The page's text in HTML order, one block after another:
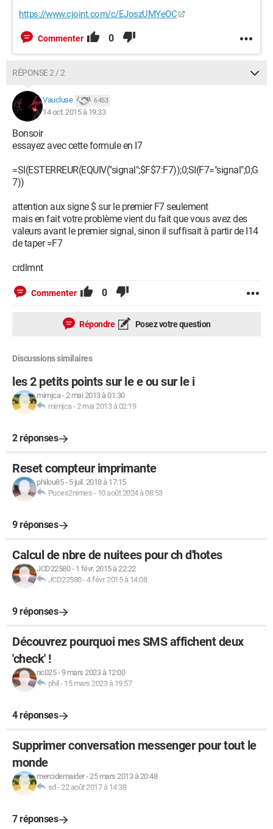
https://www.cjoint.com/c/EJoszUMYeOC
Commenter 0
RÉPONSE 2 / 2
Vaucluse 6 453
14 oct. 2015 à 19:33
Bonsoir
essayez avec cette formule en I7
=SI(ESTERREUR(EQUIV("signal";$F$7:F7));0;SI(F7="signal";0;G
7))
attention aux signe $ sur le premier F7 seulement
mais en fait votre problème vient du fait que vous avez des
valeurs avant le premier signal, sinon il suffisait à partir de I14
de taper =F7
crdlmnt
Commenter 0
Répondre Posez votre question
Discussions similaires
les 2 petits points sur le e ou sur le i
mimjca-2 mai 2013 à 01:30
mimjca -2 mai 2013 à 02:19
2 réponses
Reset compteur imprimante
philou85- 5 juil. 2018 à 17:15
Puces2nimes - 10 août 2024 à 08:53
9 réponses
Calcul de nbre de nuitees pour ch d'hotes
JCD22580- 1 févr. 2015 à 22:22
JCD22580-4 févr. 2015 à 14:08
9 réponses
Découvrez pourquoi mes SMS affichent deux
'check' !
ric025-9 mars 2023 à 12:00
phil - 15 mars 2023 à 19:57
4 réponses
Supprimer conversation messenger pour tout le
monde
mercidemaider-25 mars 2013 à 20:48
sd -22 août 2017 à 14:38
7 réponses